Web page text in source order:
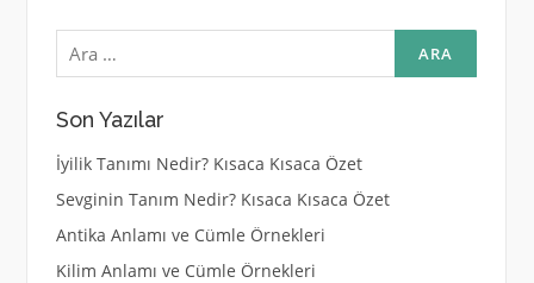
Arama:
Son Yazılar
İyilik Tanımı Nedir? Kısaca Kısaca Özet
Sevginin Tanım Nedir? Kısaca Kısaca Özet
Antika Anlamı ve Cümle Örnekleri
Kilim Anlamı ve Cümle Örnekleri